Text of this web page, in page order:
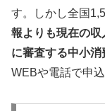
す。しかし全国
報よりも現在の
に審査する中小消
WEBや電話で申